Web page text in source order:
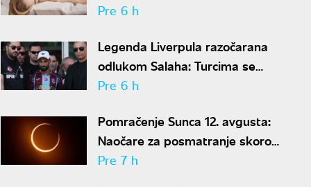
odnosa je ženi potrebno da bi
Pre 6 h
Legenda Liverpula razočarana
odlukom Salaha: Turcima se
neće dopasti ove reči
Pre 6 h
Pomračenje Sunca 12. avgusta:
Naočare za posmatranje skoro
rasprodate
Pre 7 h